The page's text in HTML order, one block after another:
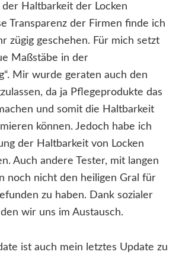
der Haltbarkeit der Locken
Transparenz der Firmen finde ich
zügig geschehen. Für mich setzt
Maßstäbe in der
Mir wurde geraten auch den
da ja Pflegeprodukte das
und somit die Haltbarkeit
können. Jedoch habe ich
der Haltbarkeit von Locken
Auch andere Tester, mit langen
noch nicht den heiligen Gral für
zu haben. Dank sozialer
wir uns im Austausch.
ist auch mein letztes Update zu